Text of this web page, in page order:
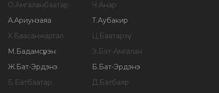
О.Амгаланбаатар Ч.Анар
А.Ариунзаяа Т.Аубакир
Х.Баасанжаргал Ц.Баатархүү
М.Бадамсүрэн Э.Бат-Амгалан
Ж.Бат-Эрдэнэ Б.Бат-Эрдэнэ
Б.Батбаатар Д.Батбаяр